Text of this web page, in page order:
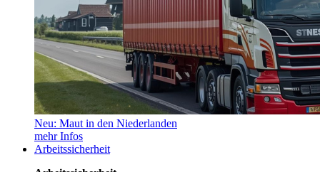
Neu: Maut in den Niederlanden
mehr Infos
Arbeitssicherheit